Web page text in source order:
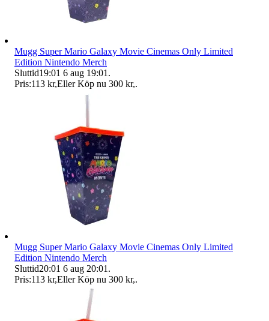
Mugg Super Mario Galaxy Movie Cinemas Only Limited
Edition Nintendo Merch
Sluttid19:01 6 aug 19:01 .
Pris:113 kr,Eller Köp nu 300 kr,.
Mugg Super Mario Galaxy Movie Cinemas Only Limited
Edition Nintendo Merch
Sluttid20:01 6 aug 20:01 .
Pris:113 kr,Eller Köp nu 300 kr,.